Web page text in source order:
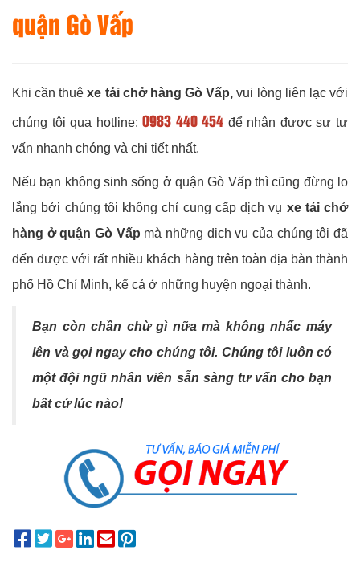
quận Gò Vấp
Khi cần thuêxe tải chở hàng Gò Vấp, vui lòng liên lạc với
chúng tôi qua hotline:0983 440 454 để nhận được sự tư
vấn nhanh chóng và chi tiết nhất.
Nếu bạn không sinh sống ở quận Gò Vấp thì cũng đừng lo
lắng bởi chúng tôi không chỉ cung cấp dịch vụ xe tải chở
hàng ở quận Gò Vấp mà những dịch vụ của chúng tôi đã
đến được với rất nhiều khách hàng trên toàn địa bàn thành
phố Hồ Chí Minh, kể cả ở những huyện ngoại thành.
Bạn còn chần chừ gì nữa mà không nhấc máy
lên và gọi ngay cho chúng tôi. Chúng tôi luôn có
một đội ngũ nhân viên sẵn sàng tư vấn cho bạn
bất cứ lúc nào!